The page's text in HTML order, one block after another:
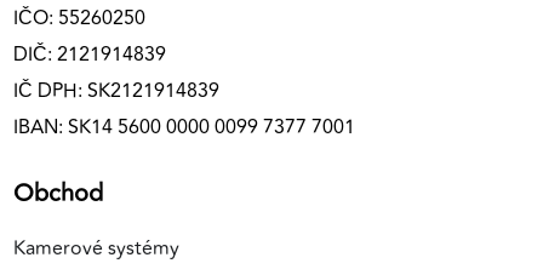
IČO: 55260250
DIČ: 2121914839
IČ DPH: SK2121914839
IBAN: SK14 5600 0000 0099 7377 7001
Obchod
Kamerové systémy